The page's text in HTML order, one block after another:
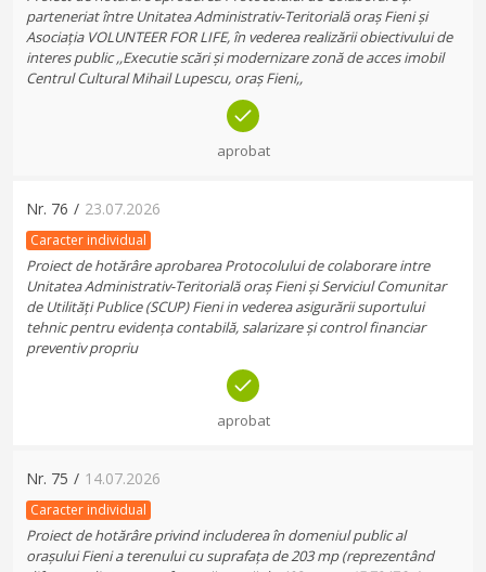
parteneriat între Unitatea Administrativ-Teritorială oraș Fieni și
Asociația VOLUNTEER FOR LIFE, în vederea realizării obiectivului de
interes public ,,Executie scări și modernizare zonă de acces imobil
Centrul Cultural Mihail Lupescu, oraș Fieni,,
aprobat
Nr. 76 / 23.07.2026
Caracter individual
Proiect de hotărâre aprobarea Protocolului de colaborare intre
Unitatea Administrativ-Teritorială oraș Fieni și Serviciul Comunitar
de Utilități Publice (SCUP) Fieni in vederea asigurării suportului
tehnic pentru evidența contabilă, salarizare și control financiar
preventiv propriu
aprobat
Nr. 75 / 14.07.2026
Caracter individual
Proiect de hotărâre privind includerea în domeniul public al
orașului Fieni a terenului cu suprafața de 203 mp (reprezentând